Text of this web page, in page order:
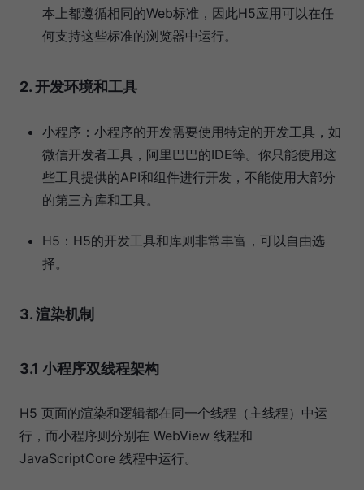
本上都遵循相同的Web标准，因此H5应用可以在任
何支持这些标准的浏览器中运行。
2. 开发环境和工具
小程序：小程序的开发需要使用特定的开发工具，如
微信开发者工具，阿里巴巴的IDE等。你只能使用这
些工具提供的API和组件进行开发，不能使用大部分
的第三方库和工具。
H5：H5的开发工具和库则非常丰富，可以自由选
择。
3. 渲染机制
3.1 小程序双线程架构
H5 页面的渲染和逻辑都在同一个线程（主线程）中运
行，而小程序则分别在 WebView 线程和
JavaScriptCore 线程中运行。